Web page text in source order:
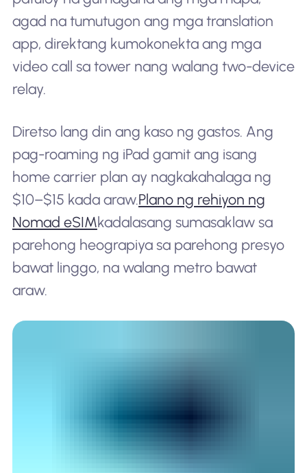
agad na tumutugon ang mga translation
app, direktang kumokonekta ang mga
video call sa tower nang walang two-device
relay.
Diretso lang din ang kaso ng gastos. Ang
pag-roaming ng iPad gamit ang isang
home carrier plan ay nagkakahalaga ng
$10–$15 kada araw.Plano ng rehiyon ng
Nomad eSIMkadalasang sumasaklaw sa
parehong heograpiya sa parehong presyo
bawat linggo, na walang metro bawat
araw.